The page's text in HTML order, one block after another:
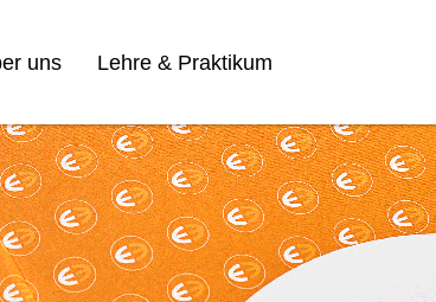
uns Lehre & Praktikum